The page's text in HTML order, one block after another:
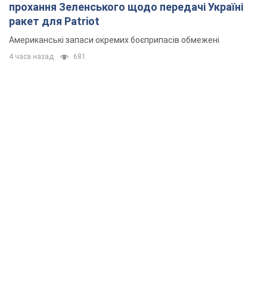
прохання Зеленського щодо передачі Україні
ракет для Patriot
Американські запаси окремих боєприпасів обмежені
4 часа назад 681